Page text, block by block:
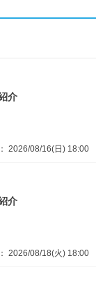
介
2026/08/16(日) 18:00
介
2026/08/18(火) 18:00